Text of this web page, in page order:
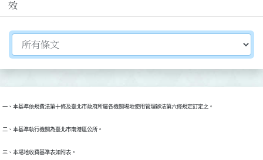
效
切換選擇法規資訊內容
一、本基準依規費法第十條及臺北市政府所屬各機關場地使用管理辦法第六條規定訂定之。
二、本基準執行機關為臺北市南港區公所。
三、本場地收費基準表如附表。